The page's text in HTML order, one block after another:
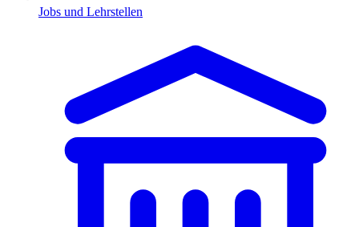
Jobs und Lehrstellen